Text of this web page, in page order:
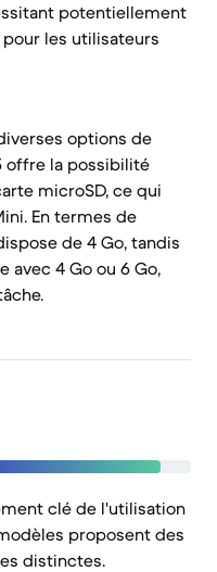
potentiellement
les utilisateurs
options de
offre la possibilité
microSD, ce qui
En termes de
de 4 Go, tandis
avec 4 Go ou 6 Go,
clé de l'utilisation
proposent des
distinctes.